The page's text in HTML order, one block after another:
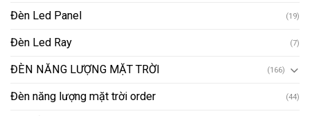
Đèn Led Panel (19)
Đèn Led Ray (7)
ĐÈN NĂNG LƯỢNG MẶT TRỜI (166)
Đèn năng lượng mặt trời order (44)